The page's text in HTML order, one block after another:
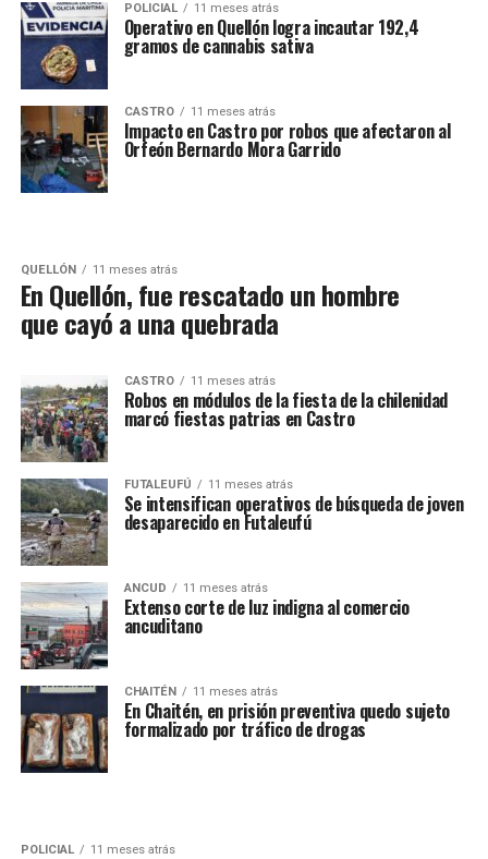
POLICIAL 11 meses atrás
Operativo en Quellón logra incautar 192,4
gramos de cannabis sativa
CASTRO 11 meses atrás
Impacto en Castro por robos que afectaron al
Orfeón Bernardo Mora Garrido
QUELLÓN 11 meses atrás
En Quellón, fue rescatado un hombre
que cayó a una quebrada
CASTRO 11 meses atrás
Robos en módulos de la fiesta de la chilenidad
marcó fiestas patrias en Castro
FUTALEUFÚ 11 meses atrás
Se intensifican operativos de búsqueda de joven
desaparecido en Futaleufú
ANCUD 11 meses atrás
Extenso corte de luz indigna al comercio
ancuditano
CHAITÉN 11 meses atrás
En Chaitén, en prisión preventiva quedo sujeto
formalizado por tráfico de drogas
POLICIAL 11 meses atrás